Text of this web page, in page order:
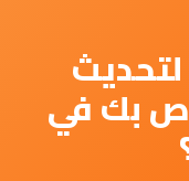
بك في